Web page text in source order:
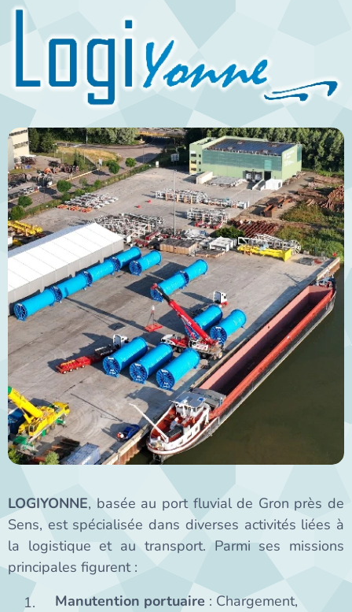
LOGIYONNE, basée au port fluvial de Gron près de
Sens, est spécialisée dans diverses activités liées à
la logistique et au transport. Parmi ses missions
principales figurent :
Manutention portuaire : Chargement,